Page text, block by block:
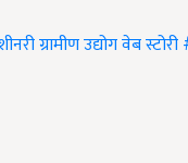
ग्रामीण उद्योगवेब स्टोरी